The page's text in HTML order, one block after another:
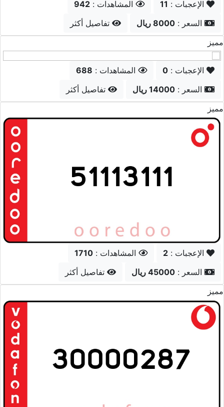
الإعجبات : 9 المشاهدات : 923
السعر : 87000 ريال
تفاصيل أكثر
مميز
الإعجبات : 2 المشاهدات : 921
السعر : 25000 ريال
تفاصيل أكثر
مميز
الإعجبات : 0 المشاهدات :1561
السعر : 35000 ريال
تفاصيل أكثر
مميز
الإعجبات :